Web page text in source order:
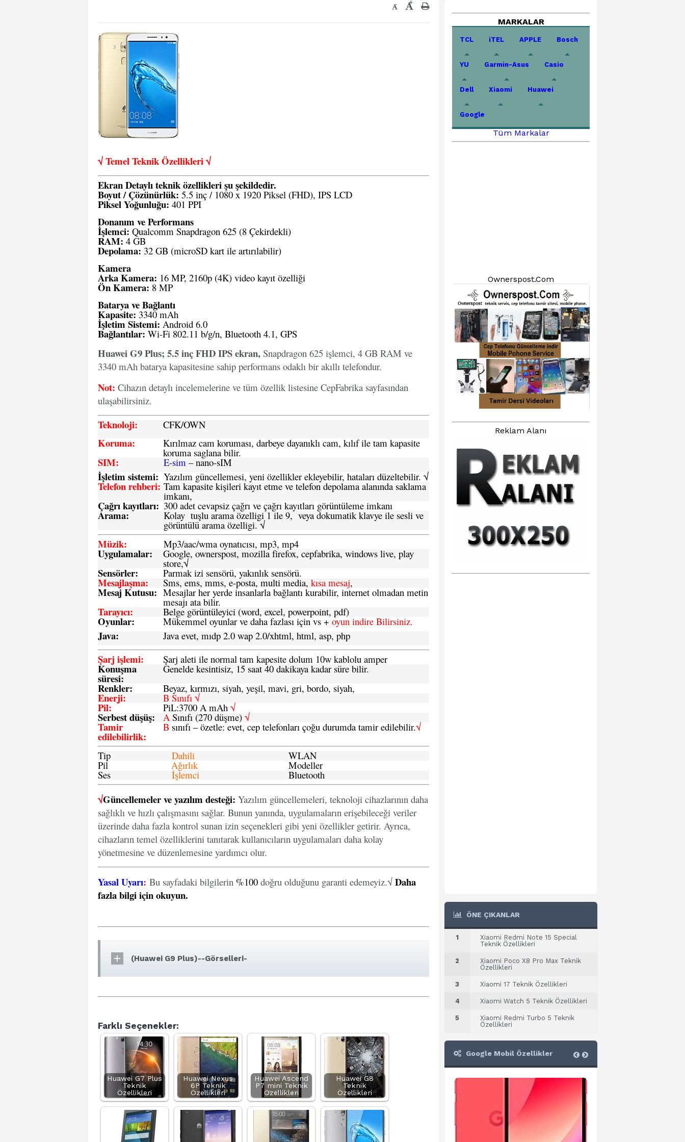
- +
√ Temel Teknik Özellikleri √
Ekran Detaylı teknik özellikleri şu şekildedir.
Boyut / Çözünürlük: 5.5 inç / 1080 x 1920 Piksel (FHD), IPS LCD
Piksel Yoğunluğu: 401 PPI
Donanım ve Performans
İşlemci: Qualcomm Snapdragon 625 (8 Çekirdekli)
RAM: 4 GB
Depolama: 32 GB (microSD kart ile artırılabilir)
Kamera
Arka Kamera: 16 MP, 2160p (4K) video kayıt özelliği
Ön Kamera: 8 MP
Batarya ve Bağlantı
Kapasite: 3340 mAh
İşletim Sistemi: Android 6.0
Bağlantılar: Wi-Fi 802.11 b/g/n, Bluetooth 4.1, GPS
Huawei G9 Plus; 5.5 inç FHD IPS ekran, Snapdragon 625 işlemci, 4 GB RAM ve
3340 mAh batarya kapasitesine sahip performans odaklı bir akıllı telefondur.
Not: Cihazın detaylı incelemelerine ve tüm özellik listesine CepFabrika sayfasından
ulaşabilirsiniz.
Teknoloji: CFK/OWN
Koruma: Kırılmaz cam koruması, darbeye dayanıklı cam, kılıf ile tam kapasite
koruma saglana bilir.
SIM: E-sim – nano-sIM
İşletim sistemi: Yazılım güncellemesi, yeni özellikler ekleyebilir, hataları düzeltebilir. √
Telefon rehberi: Tam kapasite kişileri kayıt etme ve telefon depolama alanında saklama
imkanı,
Çağrı kayıtları: 300 adet cevapsiz çağrı ve çağrı kayıtları görüntüleme imkanı
Arama: Kolay tuşlu arama özelligi 1 ile 9, veya dokumatik klavye ile sesli ve
görüntülü arama özelligi. √
Müzik: Mp3/aac/wma oynatıcısı, mp3, mp4
Uygulamalar: Google, ownerspost, mozilla firefox, cepfabrika, windows live, play
store,√
Sensörler: Parmak izi sensörü, yakınlık sensörü.
Mesajlaşma: Sms, ems, mms, e-posta, multi media, kısa mesaj,
Mesaj Kutusu: Mesajlar her yerde insanlarla bağlantı kurabilir, internet olmadan metin
mesajı ata bilir.
Tarayıcı: Belge görüntüleyici (word, excel, powerpoint, pdf)
Oyunlar: Mükemmel oyunlar ve daha fazlası için vs +oyun indire Bilirsiniz.
Java: Java evet, mıdp 2.0 wap 2.0/xhtml, html, asp, php
Şarj işlemi: Şarj aleti ile normal tam kapesite dolum 10w kablolu amper
Konuşma
süresi:
Genelde kesintisiz, 15 saat 40 dakikaya kadar süre bilir.
Renkler: Beyaz, kırmızı, siyah, yeşil, mavi, gri, bordo, siyah,
Enerji: B Sınıfı √
Pil: PiL:3700 A mAh √
Serbest düşüş: ASınıfı (270 düşme) √
Tamir
edilebilirlik:
B sınıfı – özetle: evet, cep telefonları çoğu durumda tamir edilebilir.√
Tip Dahili WLAN
Pil Ağırlık Modeller
Ses İşlemci Bluetooth
√Güncellemeler ve yazılım desteği: Yazılım güncellemeleri, teknoloji cihazlarının daha
sağlıklı ve hızlı çalışmasını sağlar. Bunun yanında, uygulamaların erişebileceği veriler
üzerinde daha fazla kontrol sunan izin seçenekleri gibi yeni özellikler getirir. Ayrıca,
cihazların temel özelliklerini tanıtarak kullanıcıların uygulamaları daha kolay
yönetmesine ve düzenlemesine yardımcı olur.
Yasal Uyarı: Bu sayfadaki bilgilerin %100 doğru olduğunu garanti edemeyiz.√ Daha
fazla bilgi için okuyun.
(Huawei G9 Plus)--Görselleri-
Farklı Seçenekler:
Huawei G7 Plus
Teknik
Özellikleri
Huawei Nexus
6P Teknik
Özellikleri
Huawei Ascend
P7 mini Teknik
Özellikleri
Huawei G8
Teknik
Özellikleri
MARKALAR
TCL iTEL APPLE Bosch
YU Garmin-Asus Casio
Dell Xiaomi Huawei
Google
Tüm Markalar
Ownerspost.Com
Reklam Alanı
ÖNE ÇIKANLAR
1
Xiaomi Redmi Note 15 Special
Teknik Özellikleri
2
Xiaomi Poco X8 Pro Max Teknik
Özellikleri
3 Xiaomi 17 Teknik Özellikleri
4 Xiaomi Watch 5 Teknik Özellikleri
5
Xiaomi Redmi Turbo 5 Teknik
Özellikleri
Google Mobil Özellikler